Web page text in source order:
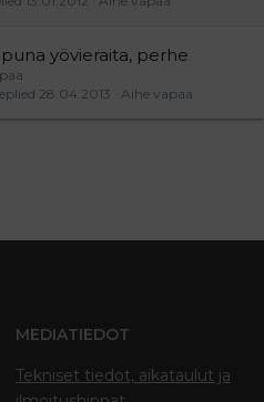
yövieraita, perhe
Aihe vapaa
28.04.2013
MEDIATIEDOT
Tekniset tiedot, aikataulut ja